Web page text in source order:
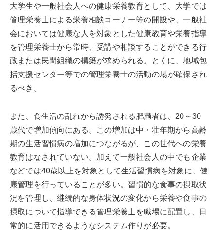
大学生や一般社会人への健康栄養教育として、大学では
管理栄養士による栄養相談コーナー等の開設や、一般社
会においては健康な人を対象とした健康教育や栄養指導
を管理栄養士から常時、受講や相談することができる行
政または民間組織の構築が求められる。とくに、地域包
括支援センター等での管理栄養士の活動の場が確保され
るべき。
また、食生活の乱れから誘発される肥満者は、20～30
歳代で増加傾向にある。この増加は中・壮年期から高齢
期の生活習慣病の増加につながるが、この世代への栄養
教育はなされていない。加えて一般社会人の中でも企業
などでは40歳以上を対象として生活習慣病を対象に、健
康管理を行っていることが多い。習慣的な食事の摂取状
況を管理し、継続的な身体状況の変化から栄養や食事の
摂取について指導できる管理栄養士を職場に配置し、日
常的に活用できるようなシステム作りが必要。